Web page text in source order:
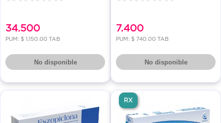
34.500
PUM: $ 1,150.00 TAB
No disponible
7.400
PUM: $ 740.00 TAB
No disponible
RX